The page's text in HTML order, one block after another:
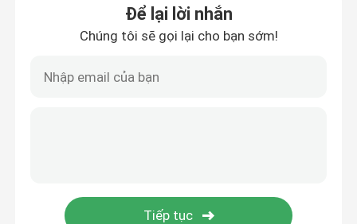
Máy sấy khí công nghiệp
Chất giòn metanol
Để lại lời nhắn
Chúng tôi sẽ gọi lại cho bạn sớm!